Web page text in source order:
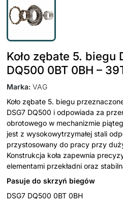
Koło zębate 5. biegu
DQ500 0BT 0BH –
Marka: VAG
Koło zębate 5. biegu
DSG7 DQ500 i odpowiada za
obrotowego w mechanizmie
jest z wysokowytrzymałej stali
przystosowany do pracy przy
Konstrukcja koła zapewnia
elementami przekładni oraz
Pasuje do skrzyń biegów
DSG7 DQ500 0BT 0BH